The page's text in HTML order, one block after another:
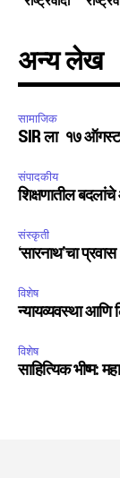
अन्य लेख
सामाजिक
SIR ला १७
संपादकीय
शिक्षणातील
संस्कृती
‘सारनाथ’चा
विशेष
न्यायव्यवस्था आणि
विशेष
साहित्यिक भीष्म: